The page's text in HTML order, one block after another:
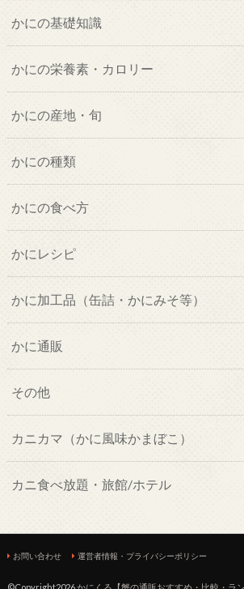
かにの基礎知識
かにの栄養素・カロリー
かにの産地・旬
かにの種類
かにの食べ方
かにレシピ
かに加工品（缶詰・かにみそ等）
かに通販
その他
カニカマ（かに風味かまぼこ）
カニ食べ放題・旅館/ホテル
お問い合わせ 運営者情報・プライバシーポリシー